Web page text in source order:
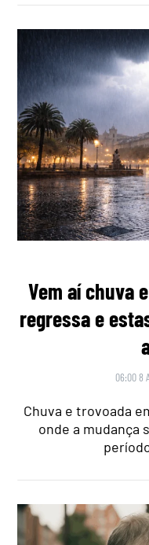
Vem aí chuva
regressa e
06:00 8
Chuva e trovoada
onde a mudança